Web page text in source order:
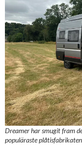
Dreamer har smugit fram
populäraste